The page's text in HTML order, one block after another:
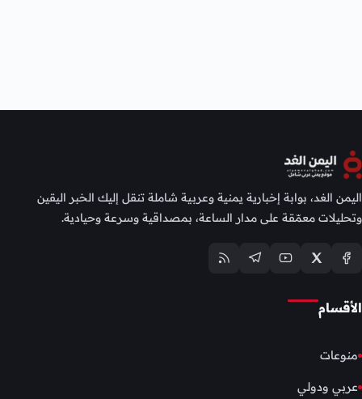
اليمن الغد، بوابة إخبارية يمنية وعربية شاملة تنقل إليك الخبر اليقين
وتحليلات معمّقة على مدار الساعة، بمصداقية وسرعة وحيادية.
الأقسام
منوعات
عربي ودولي